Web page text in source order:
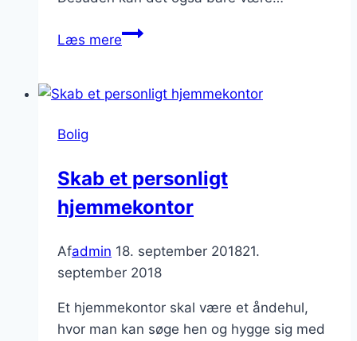
Læs mereSolfilm
når
Bolig
Skab et personligt
hjemmekontor
Afadmin 18. september 201821.
september 2018
Et hjemmekontor skal være et åndehul,
hvor man kan søge hen og hygge sig med